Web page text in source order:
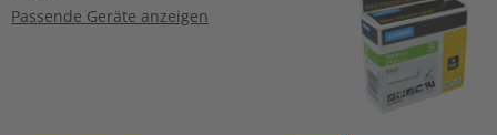
Passende Geräte anzeigen